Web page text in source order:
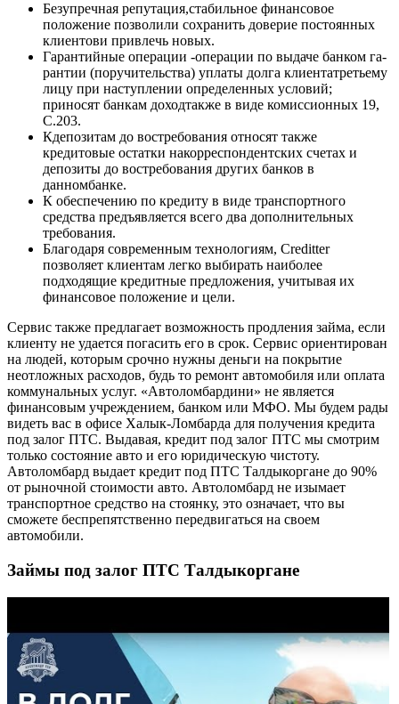
Безупречная репутация,стабильное финансовое
положение позволили сохранить доверие постоянных
клиентови привлечь новых.
Гарантийные операции -операции по выдаче банком га­
рантии (поручительства) уплаты долга клиентатретьему
лицу при на­ступлении определенных условий;
приносят банкам доходтакже в виде комиссионных 19,
С.203.
Кдепозитам до востребования относят также
кредитовые остатки накорреспондентских счетах и
депозиты до востребования других бан­ков в
данномбанке.
К обеспечению по кредиту в виде транспортного
средства предъявляется всего два дополнительных
требования.
Благодаря современным технологиям, Creditter
позволяет клиентам легко выбирать наиболее
подходящие кредитные предложения, учитывая их
финансовое положение и цели.
Сервис также предлагает возможность продления займа, если
клиенту не удается погасить его в срок. Сервис ориентирован
на людей, которым срочно нужны деньги на покрытие
неотложных расходов, будь то ремонт автомобиля или оплата
коммунальных услуг. «Автоломбардини» не является
финансовым учреждением, банком или МФО. Мы будем рады
видеть вас в офисе Халык-Ломбарда для получения кредита
под залог ПТС. Выдавая, кредит под залог ПТС мы смотрим
только состояние авто и его юридическую чистоту.
Автоломбард выдает кредит под ПТС Талдыкоргане до 90%
от рыночной стоимости авто. Автоломбард не изымает
транспортное средство на стоянку, это означает, что вы
сможете беспрепятственно передвигаться на своем
автомобили.
Займы под залог ПТС Талдыкоргане